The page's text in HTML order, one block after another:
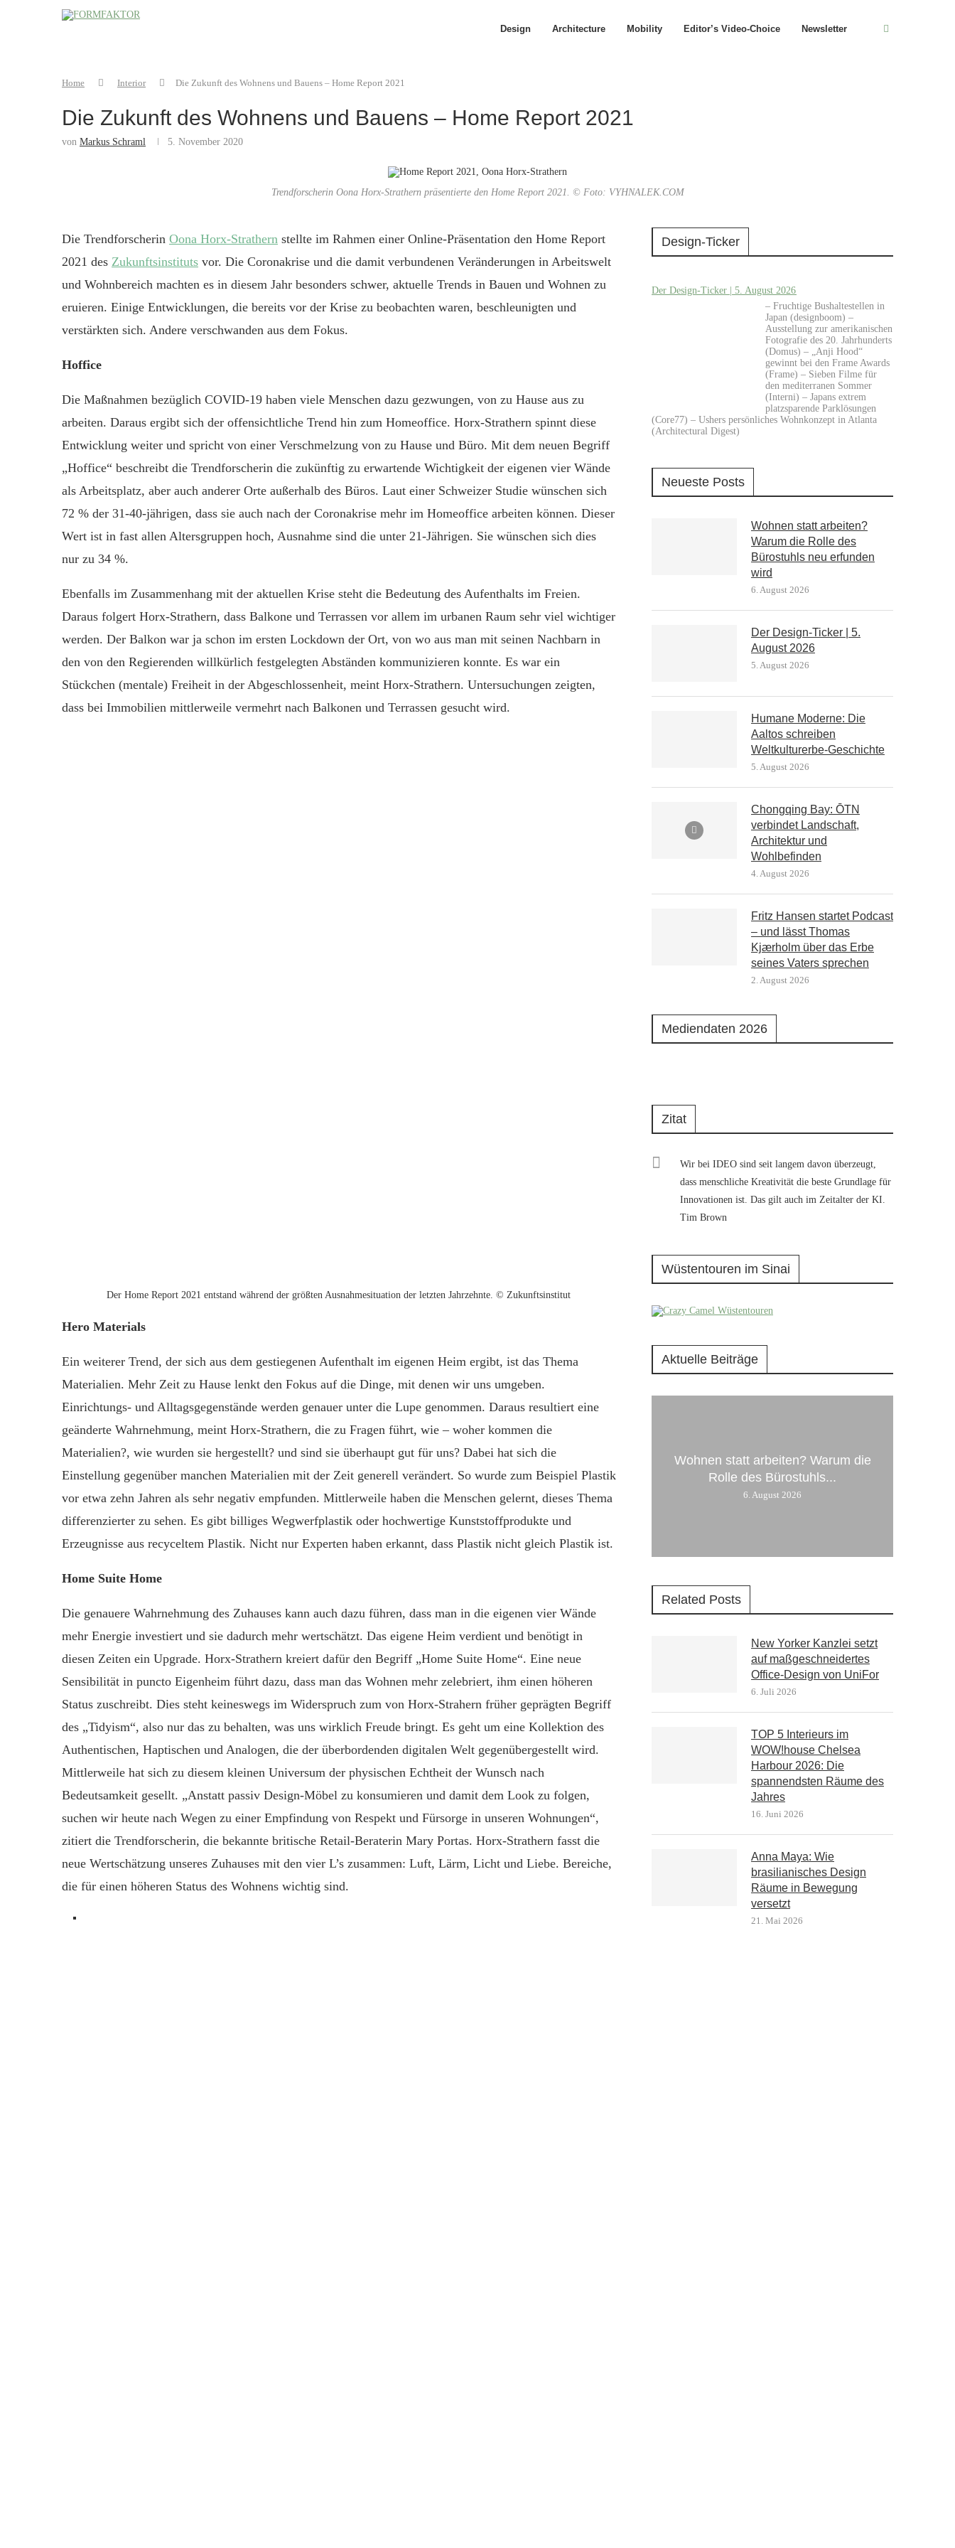
Design Architecture Mobility Editor’s Video-Choice Newsletter
Home Interior Die Zukunft des Wohnens und Bauens – Home Report 2021
Die Zukunft des Wohnens und Bauens – Home Report 2021
von Markus Schraml 5. November 2020
Trendforscherin Oona Horx-Strathern präsentierte den Home Report 2021. © Foto: VYHNALEK.COM
Die Trendforscherin Oona Horx-Strathern stellte im Rahmen einer Online-Präsentation den Home Report
2021 des Zukunftsinstituts vor. Die Coronakrise und die damit verbundenen Veränderungen in Arbeitswelt
und Wohnbereich machten es in diesem Jahr besonders schwer, aktuelle Trends in Bauen und Wohnen zu
eruieren. Einige Entwicklungen, die bereits vor der Krise zu beobachten waren, beschleunigten und
verstärkten sich. Andere verschwanden aus dem Fokus.
Hoffice
Die Maßnahmen bezüglich COVID-19 haben viele Menschen dazu gezwungen, von zu Hause aus zu
arbeiten. Daraus ergibt sich der offensichtliche Trend hin zum Homeoffice. Horx-Strathern spinnt diese
Entwicklung weiter und spricht von einer Verschmelzung von zu Hause und Büro. Mit dem neuen Begriff
„Hoffice“ beschreibt die Trendforscherin die zukünftig zu erwartende Wichtigkeit der eigenen vier Wände
als Arbeitsplatz, aber auch anderer Orte außerhalb des Büros. Laut einer Schweizer Studie wünschen sich
72 % der 31-40-jährigen, dass sie auch nach der Coronakrise mehr im Homeoffice arbeiten können. Dieser
Wert ist in fast allen Altersgruppen hoch, Ausnahme sind die unter 21-Jährigen. Sie wünschen sich dies
nur zu 34 %.
Ebenfalls im Zusammenhang mit der aktuellen Krise steht die Bedeutung des Aufenthalts im Freien.
Daraus folgert Horx-Strathern, dass Balkone und Terrassen vor allem im urbanen Raum sehr viel wichtiger
werden. Der Balkon war ja schon im ersten Lockdown der Ort, von wo aus man mit seinen Nachbarn in
den von den Regierenden willkürlich festgelegten Abständen kommunizieren konnte. Es war ein
Stückchen (mentale) Freiheit in der Abgeschlossenheit, meint Horx-Strathern. Untersuchungen zeigten,
dass bei Immobilien mittlerweile vermehrt nach Balkonen und Terrassen gesucht wird.
Der Home Report 2021 entstand während der größten Ausnahmesituation der letzten Jahrzehnte. © Zukunftsinstitut
Hero Materials
Ein weiterer Trend, der sich aus dem gestiegenen Aufenthalt im eigenen Heim ergibt, ist das Thema
Materialien. Mehr Zeit zu Hause lenkt den Fokus auf die Dinge, mit denen wir uns umgeben.
Einrichtungs- und Alltagsgegenstände werden genauer unter die Lupe genommen. Daraus resultiert eine
geänderte Wahrnehmung, meint Horx-Strathern, die zu Fragen führt, wie – woher kommen die
Materialien?, wie wurden sie hergestellt? und sind sie überhaupt gut für uns? Dabei hat sich die
Einstellung gegenüber manchen Materialien mit der Zeit generell verändert. So wurde zum Beispiel Plastik
vor etwa zehn Jahren als sehr negativ empfunden. Mittlerweile haben die Menschen gelernt, dieses Thema
differenzierter zu sehen. Es gibt billiges Wegwerfplastik oder hochwertige Kunststoffprodukte und
Erzeugnisse aus recyceltem Plastik. Nicht nur Experten haben erkannt, dass Plastik nicht gleich Plastik ist.
Home Suite Home
Die genauere Wahrnehmung des Zuhauses kann auch dazu führen, dass man in die eigenen vier Wände
mehr Energie investiert und sie dadurch mehr wertschätzt. Das eigene Heim verdient und benötigt in
diesen Zeiten ein Upgrade. Horx-Strathern kreiert dafür den Begriff „Home Suite Home“. Eine neue
Sensibilität in puncto Eigenheim führt dazu, dass man das Wohnen mehr zelebriert, ihm einen höheren
Status zuschreibt. Dies steht keineswegs im Widerspruch zum von Horx-Strahern früher geprägten Begriff
des „Tidyism“, also nur das zu behalten, was uns wirklich Freude bringt. Es geht um eine Kollektion des
Authentischen, Haptischen und Analogen, die der überbordenden digitalen Welt gegenübergestellt wird.
Mittlerweile hat sich zu diesem kleinen Universum der physischen Echtheit der Wunsch nach
Bedeutsamkeit gesellt. „Anstatt passiv Design-Möbel zu konsumieren und damit dem Look zu folgen,
suchen wir heute nach Wegen zu einer Empfindung von Respekt und Fürsorge in unseren Wohnungen“,
zitiert die Trendforscherin, die bekannte britische Retail-Beraterin Mary Portas. Horx-Strathern fasst die
neue Wertschätzung unseres Zuhauses mit den vier L’s zusammen: Luft, Lärm, Licht und Liebe. Bereiche,
die für einen höheren Status des Wohnens wichtig sind.
Design-Ticker
Der Design-Ticker | 5. August 2026
– Fruchtige Bushaltestellen in
Japan (designboom) –
Ausstellung zur amerikanischen
Fotografie des 20. Jahrhunderts
(Domus) – „Anji Hood“
gewinnt bei den Frame Awards
(Frame) – Sieben Filme für
den mediterranen Sommer
(Interni) – Japans extrem
platzsparende Parklösungen
(Core77) – Ushers persönliches Wohnkonzept in Atlanta
(Architectural Digest)
Neueste Posts
Wohnen statt arbeiten?
Warum die Rolle des
Bürostuhls neu erfunden
wird
6. August 2026
Der Design-Ticker | 5.
August 2026
5. August 2026
Humane Moderne: Die
Aaltos schreiben
Weltkulturerbe-Geschichte
5. August 2026
Chongqing Bay: ŌTN
verbindet Landschaft,
Architektur und
Wohlbefinden
4. August 2026
Fritz Hansen startet Podcast
– und lässt Thomas
Kjærholm über das Erbe
seines Vaters sprechen
2. August 2026
Mediendaten 2026
Zitat
Wir bei IDEO sind seit langem davon überzeugt,
dass menschliche Kreativität die beste Grundlage für
Innovationen ist. Das gilt auch im Zeitalter der KI.
Tim Brown
Wüstentouren im Sinai
Aktuelle Beiträge
Wohnen statt arbeiten? Warum die
Rolle des Bürostuhls...
6. August 2026
Related Posts
New Yorker Kanzlei setzt
auf maßgeschneidertes
Office-Design von UniFor
6. Juli 2026
TOP 5 Interieurs im
WOW!house Chelsea
Harbour 2026: Die
spannendsten Räume des
Jahres
16. Juni 2026
Anna Maya: Wie
brasilianisches Design
Räume in Bewegung
versetzt
21. Mai 2026